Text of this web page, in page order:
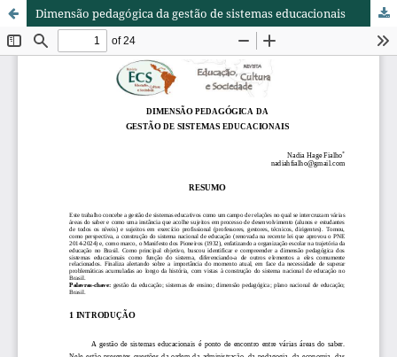
Dimensão pedagógica da gestão de sistemas educacionais